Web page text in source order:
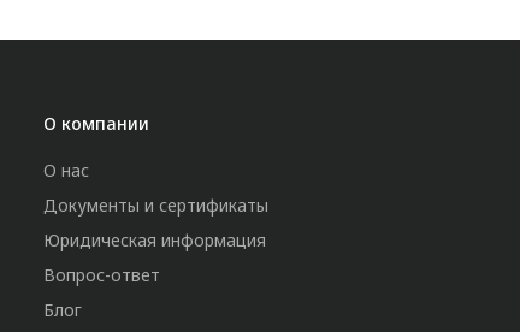
О компании
О нас
Документы и сертификаты
Юридическая информация
Вопрос-ответ
Блог